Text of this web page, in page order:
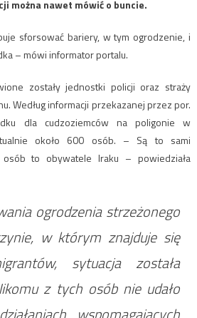
można nawet mówić o buncie.
sforsować bariery, w tym ogrodzenie, i
– mówi informator portalu.
zostały jednostki policji oraz straży
Według informacji przekazanej przez por.
dla cudzoziemców na poligonie w
około 600 osób. – Są to sami
to obywatele Iraku – powiedziała
ogrodzenia strzeżonego
w którym znajduje się
sytuacja została
z tych osób nie udało